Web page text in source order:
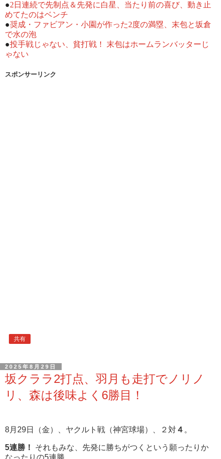
●2日連続で先制点＆先発に白星、当たり前の喜び、動き止
めてたのはベンチ
●奨成・ファビアン・小園が作った2度の満塁、末包と坂倉
で水の泡
●投手戦じゃない、貧打戦！ 末包はホームランバッターじ
ゃない
スポンサーリンク
共有
2025年8月29日
坂クララ2打点、羽月も走打でノリノ
リ、森は後味よく6勝目！
8月29日（金）、ヤクルト戦（神宮球場）、２対４ 。
5連勝！ それもみな、先発に勝ちがつくという願ったりか
なったりの5連勝。